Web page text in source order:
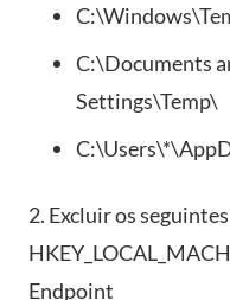
C:\Documents
Settings\Temp\
2. Excluir os
Endpoint